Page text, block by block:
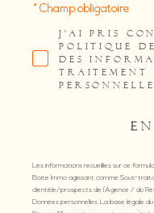
J'AI PRIS
POLITIQUE
DES
TRAITEMENT
* Champ obligatoire
Les informations recueillies sur ce
Boite Immo agissant comme Sous-
clientèle/prospects de l'Agence / du
Données personnelles. La base légale